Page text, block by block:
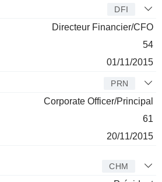
DFI
Directeur Financier/CFO
54
01/11/2015
PRN
Corporate Officer/Principal
61
20/11/2015
CHM